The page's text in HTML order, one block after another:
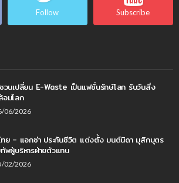
Follow Subscribe
วนเปลี่ยน E-Waste เป็นแฟชั่นรักษ์โลก รับวันสิ่ง
อมโลก
06/2026
ทย – แอกซ่า ประกันชีวิต แต่งตั้ง มนต์นิดา มุสิกบุตร
พผู้บริหารฝ่ายตัวแทน
02/2026